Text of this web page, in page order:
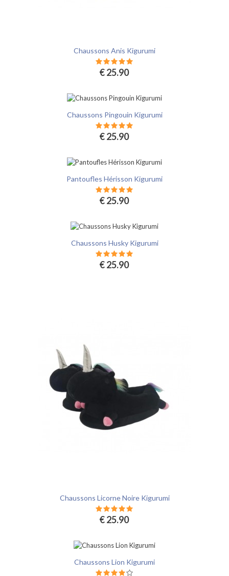
Chaussons Anis Kigurumi
€ 25.90
Chaussons Pingouin Kigurumi
€ 25.90
Pantoufles Hérisson Kigurumi
€ 25.90
Chaussons Husky Kigurumi
€ 25.90
Chaussons Licorne Noire Kigurumi
€ 25.90
Chaussons Lion Kigurumi